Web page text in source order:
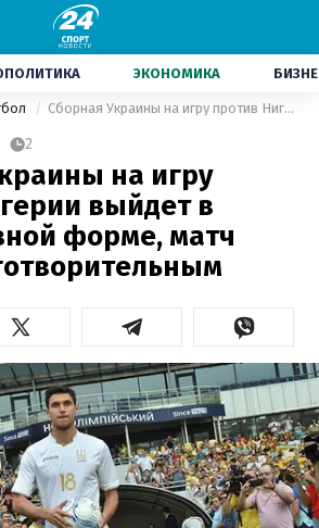
ЭКОНОМИКА
Сборная Украины на игру против Нигерии выйдет в эксклюзивной форме, матч будет благотворительным
2
на игру
выйдет в
форме, матч